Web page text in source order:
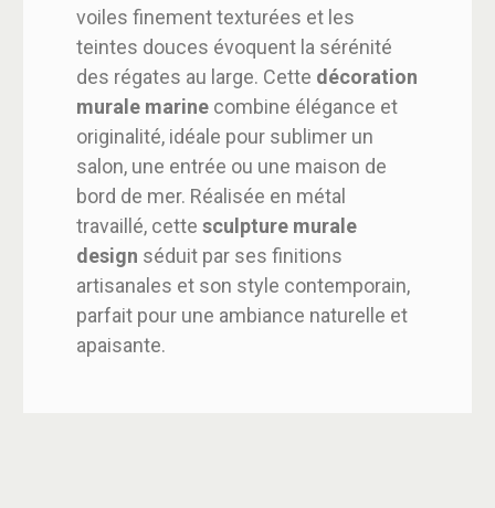
voiles finement texturées et les
teintes douces évoquent la sérénité
des régates au large. Cette décoration
murale marine combine élégance et
originalité, idéale pour sublimer un
salon, une entrée ou une maison de
bord de mer. Réalisée en métal
travaillé, cette sculpture murale
design séduit par ses finitions
artisanales et son style contemporain,
parfait pour une ambiance naturelle et
apaisante.